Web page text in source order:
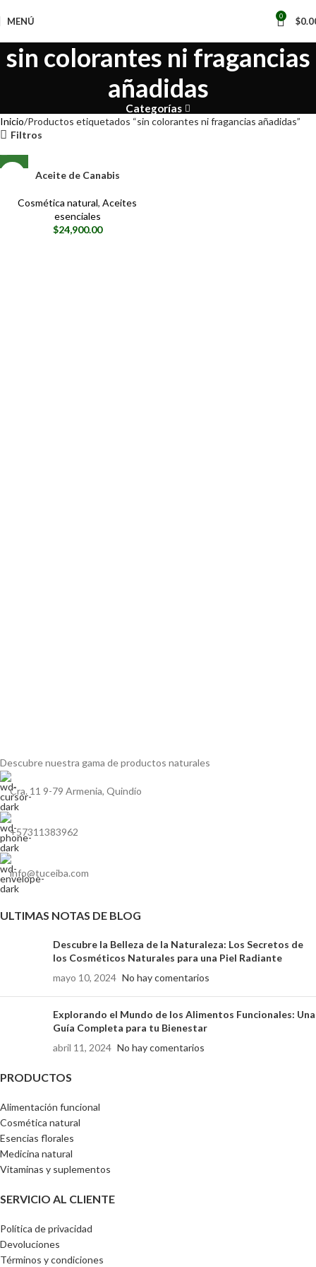
MENÚ 0 $
sin colorantes ni fragancias
añadidas
Categorías
Inicio Productos etiquetados “sin colorantes ni fragancias añadidas”
Filtros
Aceite de Canabis
Cosmética natural, Aceites
esenciales
$24,900.00
Descubre nuestra gama deproductos naturales
Cra. 11 9-79 Armenia, Quindío
+57311383962
info@tuceiba.com
ULTIMAS NOTAS DE BLOG
Descubre la Belleza de la Naturaleza: Los Secretos de
los Cosméticos Naturales para una Piel Radiante
mayo 10, 2024 No hay comentarios
Explorando el Mundo de los Alimentos Funcionales: Una
Guía Completa para tu Bienestar
abril 11, 2024 No hay comentarios
PRODUCTOS
Alimentación funcional
Cosmética natural
Esencias florales
Medicina natural
Vitaminas y suplementos
SERVICIO AL CLIENTE
Política de privacidad
Devoluciones
Términos y condiciones